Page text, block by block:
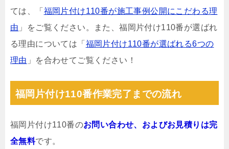
ては、「 福岡片付け110番が施工事例公開にこだわる理
由 」をご覧ください。また、福岡片付け110番が選ばれ
る理由については「 福岡片付け110番が選ばれる6つの
理由 」を合わせてご覧ください！
福岡片付け110番作業完了までの流れ
福岡片付け110番のお問い合わせ、およびお見積りは完
全無料です。